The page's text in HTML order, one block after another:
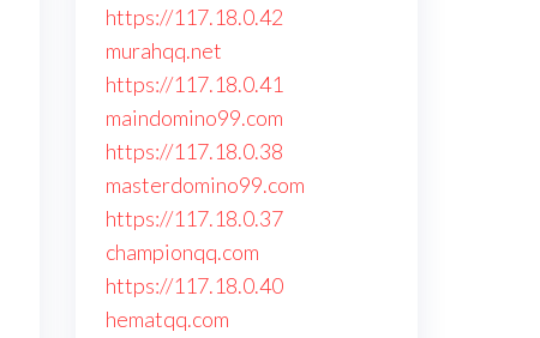
https://117.18.0.42
murahqq.net
https://117.18.0.41
maindomino99.com
https://117.18.0.38
masterdomino99.com
https://117.18.0.37
championqq.com
https://117.18.0.40
hematqq.com